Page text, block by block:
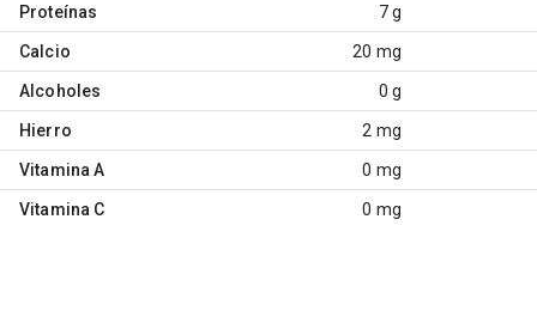
Proteínas 7 g
Calcio 20 mg
Alcoholes 0 g
Hierro 2 mg
Vitamina A 0 mg
Vitamina C 0 mg